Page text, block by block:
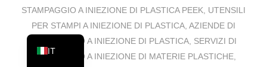
STAMPAGGIO A INIEZIONE DI PLASTICA PEEK, UTENSILI
PER STAMPI A INIEZIONE DI PLASTICA, AZIENDE DI
STAMPAGGIO A INIEZIONE DI PLASTICA, SERVIZI DI
STAMPAGGIO A INIEZIONE DI MATERIE PLASTICHE
IT
EN
FR